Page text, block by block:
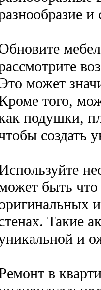
может
того,
подушки,
создать
быть что
Такие
и
в